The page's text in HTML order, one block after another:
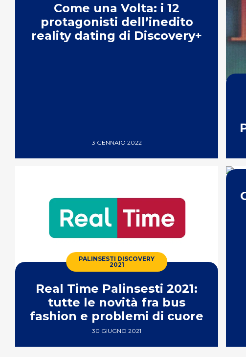
Come una Volta: i 12
protagonisti dell’inedito
reality dating di Discovery+
3 GENNAIO 2022
PALINSESTI DISCOVERY
2021
Real Time Palinsesti 2021:
tutte le novità fra bus
fashion e problemi di cuore
30 GIUGNO 2021